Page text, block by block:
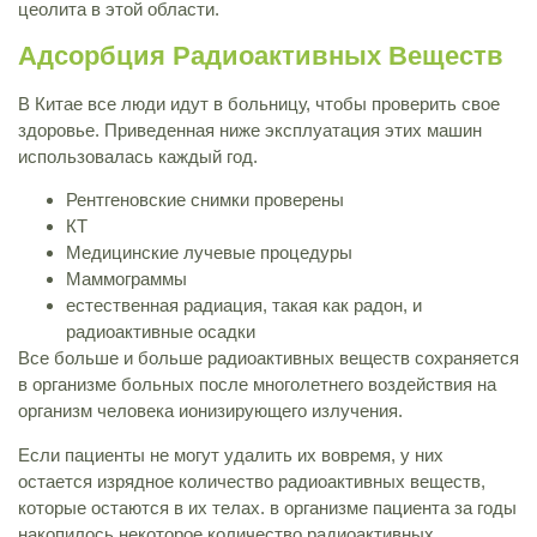
цеолита в этой области.
Адсорбция Радиоактивных Веществ
В Китае все люди идут в больницу, чтобы проверить свое
здоровье. Приведенная ниже эксплуатация этих машин
использовалась каждый год.
Рентгеновские снимки проверены
КТ
Медицинские лучевые процедуры
Маммограммы
естественная радиация, такая как радон, и
радиоактивные осадки
Все больше и больше радиоактивных веществ сохраняется
в организме больных после многолетнего воздействия на
организм человека ионизирующего излучения.
Если пациенты не могут удалить их вовремя, у них
остается изрядное количество радиоактивных веществ,
которые остаются в их телах. в организме пациента за годы